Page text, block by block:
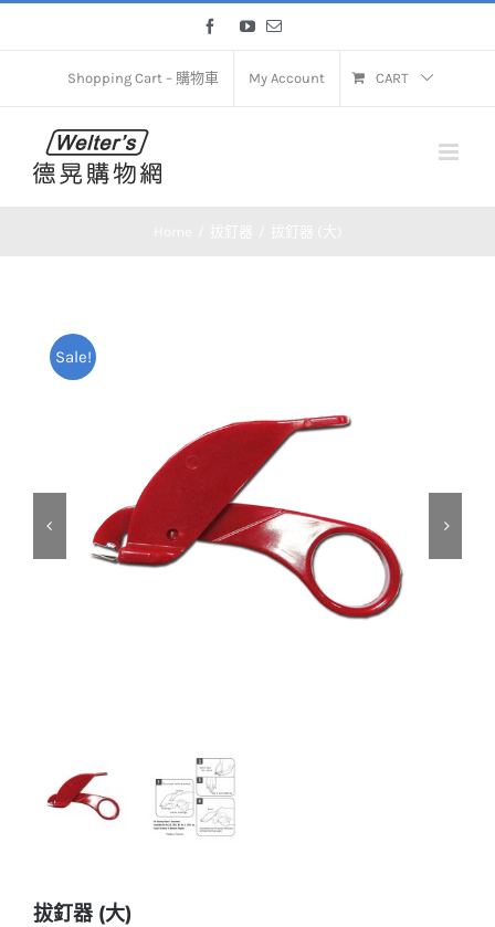
FacebookYouTube
Email
Shopping Cart – 購物車 My Account CART
Sale!
拔釘器 (大)